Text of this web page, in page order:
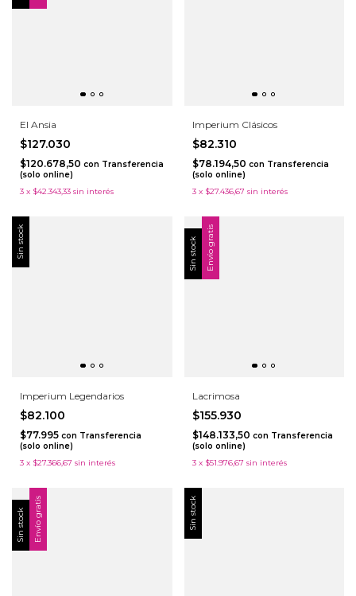
El Ansia
$127.030
$120.678,50 con Transferencia
(solo online)
3 x $42.343,33 sin interés
Imperium Clásicos
$82.310
$78.194,50 con Transferencia
(solo online)
3 x $27.436,67 sin interés
Sin stock
Imperium Legendarios
$82.100
$77.995 con Transferencia
(solo online)
3 x $27.366,67 sin interés
Sin stock Envío gratis
Lacrimosa
$155.930
$148.133,50 con Transferencia
(solo online)
3 x $51.976,67 sin interés
Sin stock Envío gratis Sin stock